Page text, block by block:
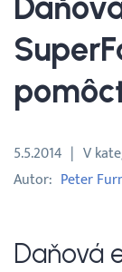
Benefity
Cenník
O nás
Kontakt a
5.5.2014 V
Autor Peter
Daňová